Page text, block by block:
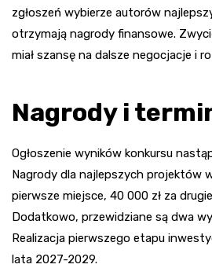
zgłoszeń wybierze autorów
otrzymają nagrody finansowe.
miał szansę na dalsze negocjacje i
Nagrody i
Ogłoszenie wyników konkursu
Nagrody dla najlepszych projektów
pierwsze miejsce, 40 000 zł za
Dodatkowo, przewidziane są dwa
Realizacja pierwszego etapu
lata 2027-2029.